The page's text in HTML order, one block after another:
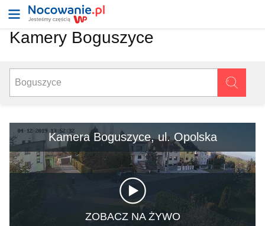
Kamery Boguszyce
Kamera Boguszyce, ul. Opolska
ZOBACZ NA ŻYWO